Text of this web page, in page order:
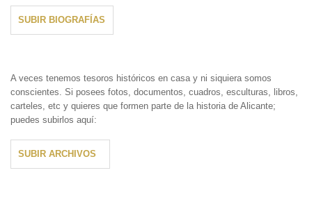
SUBIR BIOGRAFÍAS
A veces tenemos tesoros históricos en casa y ni siquiera somos
conscientes. Si posees fotos, documentos, cuadros, esculturas, libros,
carteles, etc y quieres que formen parte de la historia de Alicante;
puedes subirlos aquí:
SUBIR ARCHIVOS